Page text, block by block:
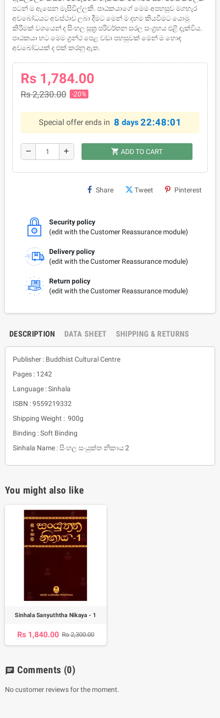
පටන් ම ඇසෙන මැසිවිල්ලකි. පාඨකයාගේ මෙම අපහසුව මගහැර
අවබෝධයට අවස්ථාව ලබා දීමට මෙන් ම දහම කියවීමට යොමු
කිරීමක් වශයෙන් ද සිංහල සූත්‍ර පරිවර්තන සරල සංග්‍රහය එළි දැක්විය.
පාඨකයා හට මෙම ග්‍රන්ථ පෙළ වඩා පහසුවක් මෙන් ම හොඳ
අවබෝධයක් ද එක් කරනු ඇත.
Rs 1,784.00
Rs 2,230.00 -20%
Special offer ends in 8 days 22:48:01
remove add shopping_cart ADD TO CART
Share Tweet Pinterest
Security policy
(edit with the Customer Reassurance module)
Delivery policy
(edit with the Customer Reassurance module)
Return policy
(edit with the Customer Reassurance module)
DESCRIPTION DATA SHEET SHIPPING & RETURNS
Publisher : Buddhist Cultural Centre
Pages : 1242
Language : Sinhala
ISBN : 9559219332
Shipping Weight : 900g
Binding : Soft Binding
Sinhala Name : සිංහල සංයුක්ත නිකාය 2
You might also like
Sinhala Sanyuththa Nikaya - 1
Rs 1,840.00 Rs 2,300.00
chat Comments (0)
No customer reviews for the moment.